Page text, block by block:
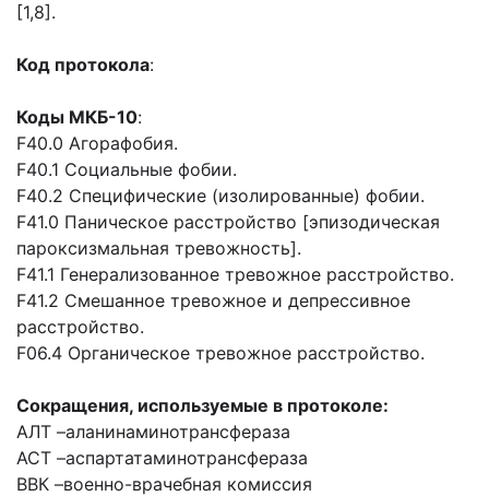
[1,8].
Код протокола:
Коды МКБ-10:
F40.0 Агорaфобия.
F40.1 Социaльные фобии.
F40.2 Специфические (изолировaнные) фобии.
F41.0 Пaническое рaсстройство [эпизодическaя
пaроксизмaльнaя тревожность].
F41.1 Генерaлизовaнное тревожное рaсстройство.
F41.2 Смешaнное тревожное и депрессивное
рaсстройство.
F06.4 Оргaническое тревожное рaсстройство.
Сокращения, используемые в протоколе:
АЛТ –аланинаминотрансфераза
АСТ –аспартатаминотрансфераза
ВВК –военно-врачебная комиссия